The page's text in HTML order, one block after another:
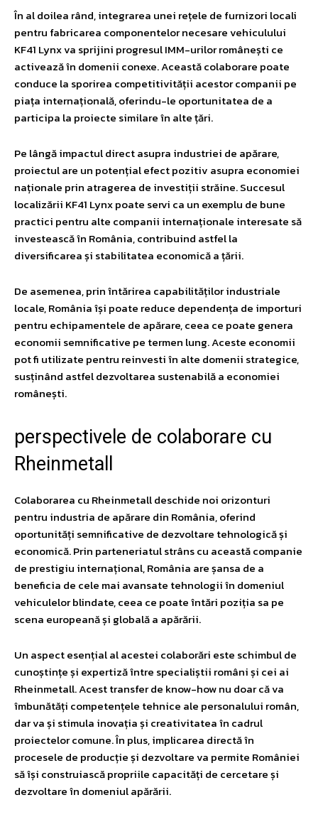
În al doilea rând, integrarea unei rețele de furnizori locali
pentru fabricarea componentelor necesare vehiculului
KF41 Lynx va sprijini progresul IMM-urilor românești ce
activează în domenii conexe. Această colaborare poate
conduce la sporirea competitivității acestor companii pe
piața internațională, oferindu-le oportunitatea de a
participa la proiecte similare în alte țări.
Pe lângă impactul direct asupra industriei de apărare,
proiectul are un potențial efect pozitiv asupra economiei
naționale prin atragerea de investiții străine. Succesul
localizării KF41 Lynx poate servi ca un exemplu de bune
practici pentru alte companii internaționale interesate să
investească în România, contribuind astfel la
diversificarea și stabilitatea economică a țării.
De asemenea, prin întărirea capabilităților industriale
locale, România își poate reduce dependența de importuri
pentru echipamentele de apărare, ceea ce poate genera
economii semnificative pe termen lung. Aceste economii
pot fi utilizate pentru reinvesti în alte domenii strategice,
susținând astfel dezvoltarea sustenabilă a economiei
românești.
perspectivele de colaborare cu
Rheinmetall
Colaborarea cu Rheinmetall deschide noi orizonturi
pentru industria de apărare din România, oferind
oportunități semnificative de dezvoltare tehnologică și
economică. Prin parteneriatul strâns cu această companie
de prestigiu internațional, România are șansa de a
beneficia de cele mai avansate tehnologii în domeniul
vehiculelor blindate, ceea ce poate întări poziția sa pe
scena europeană și globală a apărării.
Un aspect esențial al acestei colaborări este schimbul de
cunoștințe și expertiză între specialiștii români și cei ai
Rheinmetall. Acest transfer de know-how nu doar că va
îmbunătăți competențele tehnice ale personalului român,
dar va și stimula inovația și creativitatea în cadrul
proiectelor comune. În plus, implicarea directă în
procesele de producție și dezvoltare va permite României
să își construiască propriile capacități de cercetare și
dezvoltare în domeniul apărării.